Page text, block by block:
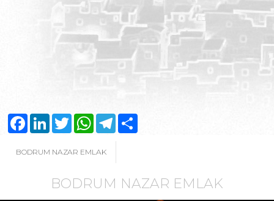
BODRUM NAZAR EMLAK
FacebookLinkedInTwitter WhatsAppTelegram
BODRUM NAZAR EMLAK